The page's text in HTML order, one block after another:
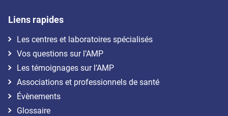
Liens rapides
Les centres et laboratoires spécialisés
Vos questions sur l’AMP
Les témoignages sur l’AMP
Associations et professionnels de santé
Évènements
Glossaire